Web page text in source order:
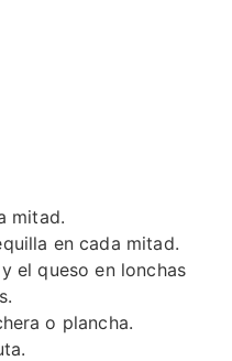
mitad.
en cada mitad.
el queso en lonchas
o plancha.